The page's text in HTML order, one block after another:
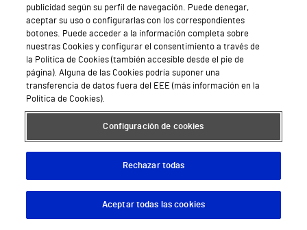
Centro Médico Vithas Lleida
973 26 63 00
Descargar App
publicidad según su perfil de navegación. Puede denegar,
aceptar su uso o configurarlas con los correspondientes
botones. Puede acceder a la información completa sobre
nuestras Cookies y configurar el consentimiento a través de
la Política de Cookies (también accesible desde el pie de
página). Alguna de las Cookies podría suponer una
transferencia de datos fuera del EEE (más información en la
Política de Cookies).
Configuración de cookies
Rechazar todas
Aceptar todas las cookies